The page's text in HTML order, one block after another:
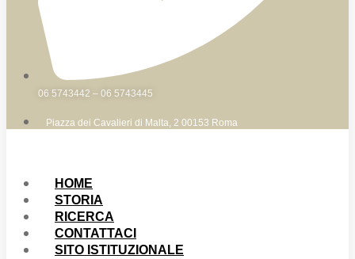
06 5743442 – 06 5743445
Piazza dei Cavalieri di Malta, 2 00153 Roma
HOME
STORIA
RICERCA
CONTATTACI
SITO ISTITUZIONALE